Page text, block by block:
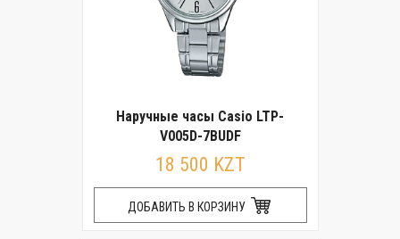
Наручные часы Casio LTP-
V005D-7BUDF
18 500 KZT
ДОБАВИТЬ В КОРЗИНУ